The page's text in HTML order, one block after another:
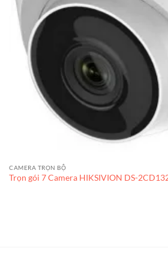
CAMERA TRỌN BỘ
Trọn gói 7 Camera HIKSIVION DS-